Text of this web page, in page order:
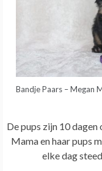
Bandje Paars – Megan
De pups zijn 10
Mama en haar pups
elke dag